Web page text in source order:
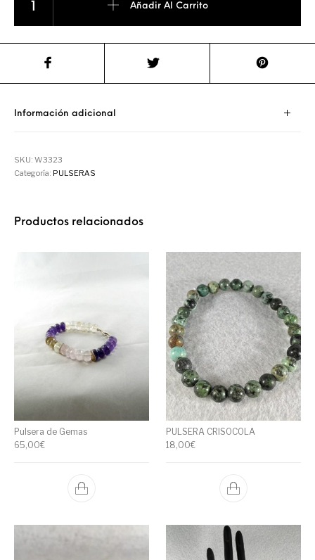
Añadir Al Carrito
Información adicional
SKU:W3323
Categoría: PULSERAS
Productos relacionados
Pulsera de Gemas
65,00€
PULSERA CRISOCOLA
18,00€